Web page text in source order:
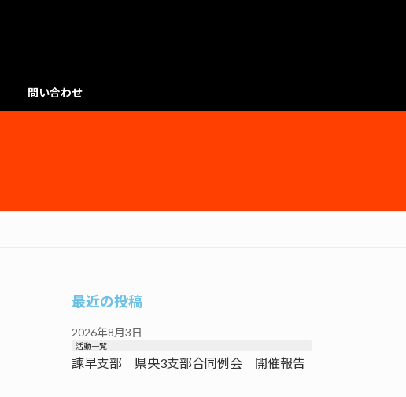
問い合わせ
最近の投稿
2026年8月3日
活動一覧
諫早支部 県央3支部合同例会 開催報告